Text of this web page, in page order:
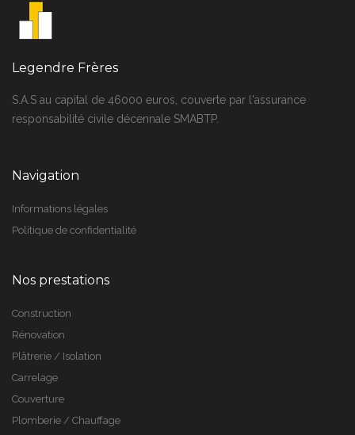
Legendre Frères
S.A.S au capital de 46000 euros, couverte par l'assurance
responsabilité civile décennale SMABTP.
Navigation
Informations légales
Politique de confidentialité
Nos prestations
Construction
Rénovation
Plâtrerie / Isolation
Carrelage
Couverture
Plomberie / Chauffage